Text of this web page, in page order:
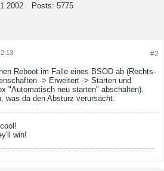
Posts: 5775
#2
Reboot im Falle eines BSOD ab (Rechts-
-> Erweitert -> Starten und
"Automatisch neu starten" abschalten).
was da den Absturz verursacht.
win!